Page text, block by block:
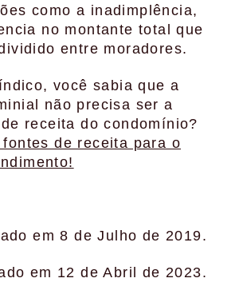
como a inadimplência,
no montante total que
entre moradores.
você sabia que a
não precisa ser a
receita do condomínio?
fontes de receita para o
em 8 de Julho de 2019.
em 12 de Abril de 2023.